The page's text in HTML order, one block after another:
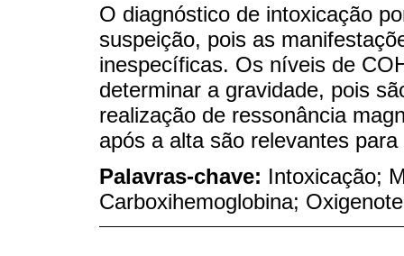
O diagnóstico de intoxicação
suspeição, pois as
inespecíficas. Os níveis de
determinar a gravidade, pois
realização de ressonância
após a alta são relevantes
Palavras-chave: Intoxicação;
Carboxihemoglobina;